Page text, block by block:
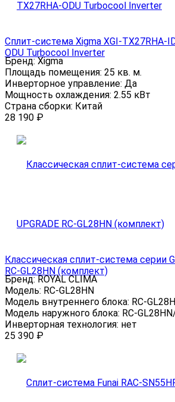
Сплит-система Xigma XGI-TX27RHA-
ODU Turbocool Inverter
Бренд:Xigma
Площадь помещения: 25 кв. м.
Инверторное управление: Да
Мощность охлаждения: 2.55 кВт
Страна сборки: Китай
28 190 ₽
Классическая сплит-система серии
RC-GL28HN (комплект)
Бренд:ROYAL CLIMA
Модель: RC-GL28HN
Модель внутреннего блока: RC-
Модель наружного блока: RC-
Инверторная технология: нет
25 390 ₽